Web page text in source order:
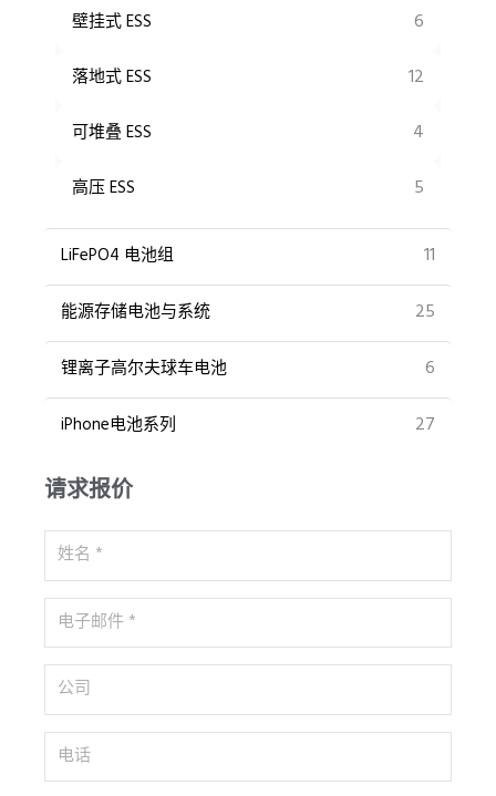
壁挂式 ESS 6
落地式 ESS 12
可堆叠 ESS 4
高压 ESS 5
LiFePO4 电池组 11
能源存储电池与系统 25
锂离子高尔夫球车电池 6
iPhone电池系列 27
请求报价
姓
名
* 电
子
邮
件
*
公
司
电
话